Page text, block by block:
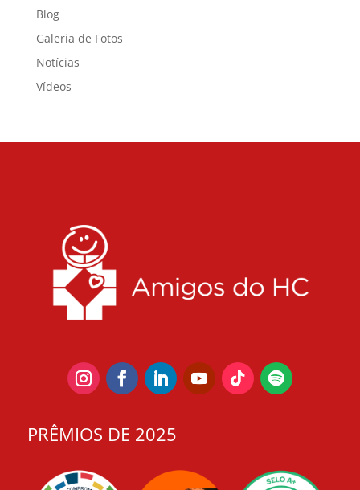
Blog
Galeria de Fotos
Notícias
Vídeos
PRÊMIOS DE 2025